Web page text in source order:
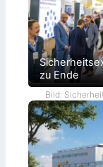
zu Ende
Bild: